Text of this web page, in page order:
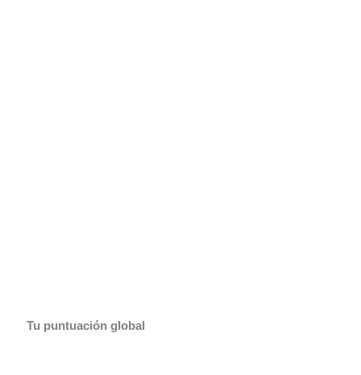
Tu puntuación global